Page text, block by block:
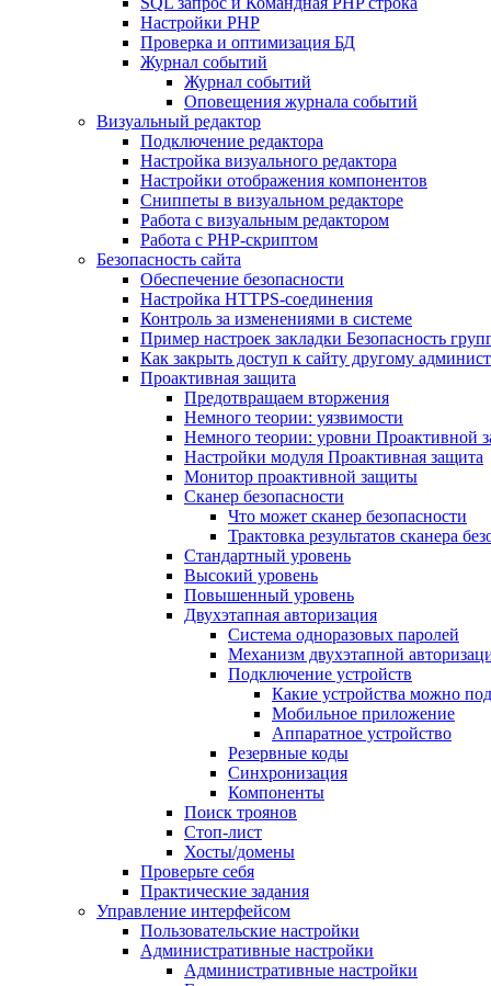
Настройки PHP
Проверка и оптимизация БД
Журнал событий
Журнал событий
Оповещения журнала событий
Визуальный редактор
Подключение редактора
Настройка визуального редактора
Настройки отображения компонентов
Сниппеты в визуальном редакторе
Работа с визуальным редактором
Работа с PHP-скриптом
Безопасность сайта
Обеспечение безопасности
Настройка HTTPS-соединения
Контроль за изменениями в системе
Пример настроек закладки Безопасность
Как закрыть доступ к сайту другому
Проактивная защита
Предотвращаем вторжения
Немного теории: уязвимости
Немного теории: уровни Проактивной
Настройки модуля Проактивная защита
Монитор проактивной защиты
Сканер безопасности
Что может сканер безопасности
Трактовка результатов сканера
Стандартный уровень
Высокий уровень
Повышенный уровень
Двухэтапная авторизация
Система одноразовых паролей
Механизм двухэтапной
Подключение устройств
Какие устройства можно
Мобильное приложение
Аппаратное устройство
Резервные коды
Синхронизация
Компоненты
Поиск троянов
Стоп-лист
Хосты/домены
Проверьте себя
Практические задания
Управление интерфейсом
Пользовательские настройки
Административные настройки
Административные настройки